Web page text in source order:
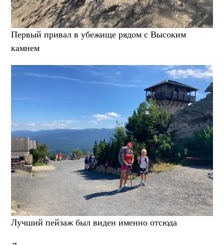
Первый привал в убежище рядом с Высоким
камнем
Лучший пейзаж был виден именно отсюда